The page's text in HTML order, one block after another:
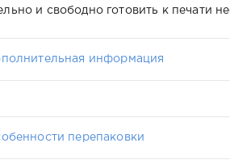
и свободно готовить к печати
информация
перепаковки